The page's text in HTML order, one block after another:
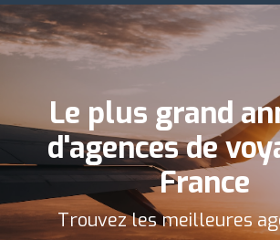
Le plus grand
d'agences de
France
Trouvez les meilleures